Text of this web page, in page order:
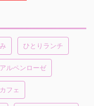
ひとりランチ
アルペンローゼ
カフェ